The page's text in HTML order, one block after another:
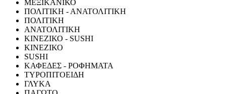
ΜΕΞΙΚΑΝΙΚΟ
ΠΟΛΙΤΙΚΗ - ΑΝΑΤΟΛΙΤΙΚΗ
ΠΟΛΙΤΙΚΗ
ΑΝΑΤΟΛΙΤΙΚΗ
ΚΙΝΕΖΙΚΟ - SUSHI
ΚΙΝΕΖΙΚΟ
SUSHI
ΚΑΦΕΔΕΣ - ΡΟΦΗΜΑΤΑ
ΤΥΡΟΠΙΤΟΕΙΔΗ
ΓΛΥΚΑ